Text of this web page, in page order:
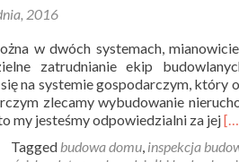
2016
w dwóch systemach,
zatrudnianie ekip
na systemie gospodarczym, który
zlecamy wybudowanie
my jesteśmy odpowiedzialni za jej
Tagged budowa domu, inspekcja